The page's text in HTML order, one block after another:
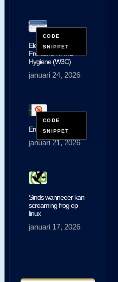
ElementsKit –
Frontend HTML
Hygiene (W3C)
januari 24, 2026
EmojiBuster Pro
januari 21, 2026
Sinds wanneeer kan
screaming frog op
linux
januari 17, 2026